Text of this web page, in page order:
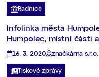
Radnice
Infolinka města
Humpolec, místní části
16. 3. 2020 značkárna s.r.o.
Tiskové zprávy